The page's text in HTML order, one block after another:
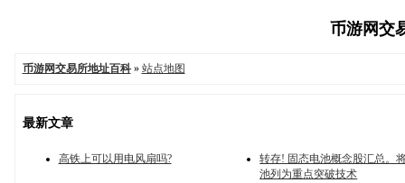
币游网交
币游网交易所地址百科» 站点地图
最新文章
高铁上可以用电风扇吗?
转存! 固态电池概念股汇总。
池列为重点突破技术